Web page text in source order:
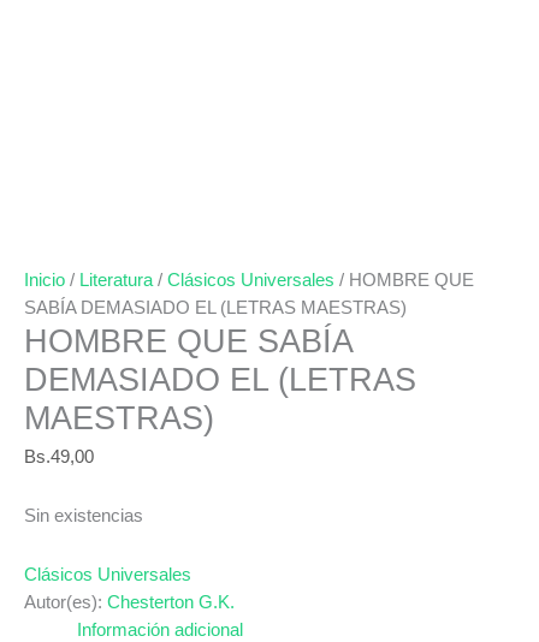
Inicio / Literatura / Clásicos Universales / HOMBRE QUE
SABÍA DEMASIADO EL (LETRAS MAESTRAS)
HOMBRE QUE SABÍA
DEMASIADO EL (LETRAS
MAESTRAS)
Bs.49,00
Sin existencias
Clásicos Universales
Autor(es): Chesterton G.K.
Información adicional